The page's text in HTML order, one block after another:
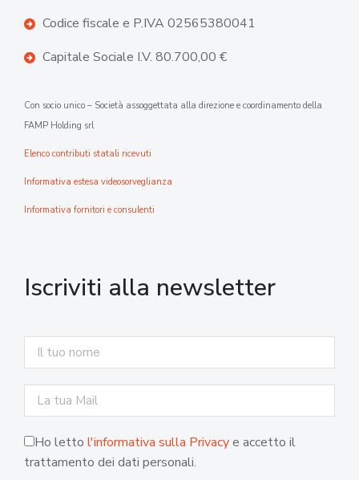
Codice fiscale e P.IVA 02565380041
Capitale Sociale I.V. 80.700,00 €
Con socio unico – Società assoggettata alla direzione e coordinamento della
FAMP Holding srl
Elenco contributi statali ricevuti
Informativa estesa videosorveglianza
Informativa fornitori e consulenti
Iscriviti alla newsletter
Ho letto l'informativa sulla Privacye accetto il
trattamento dei dati personali.